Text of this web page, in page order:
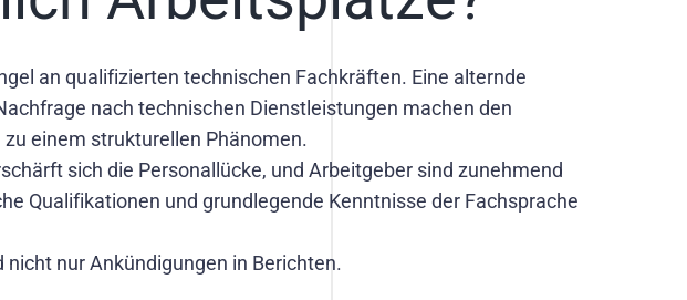
an qualifizierten technischen Fachkräften. Eine alternde
nach technischen Dienstleistungen machen den
einem strukturellen Phänomen.
sich die Personallücke, und Arbeitgeber sind zunehmend
Qualifikationen und grundlegende Kenntnisse der Fachsprache
nur Ankündigungen in Berichten.